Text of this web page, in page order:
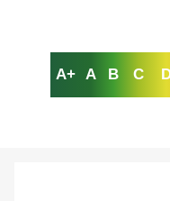
A+ A B C